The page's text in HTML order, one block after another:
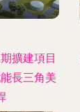
擴建項目
長三角美